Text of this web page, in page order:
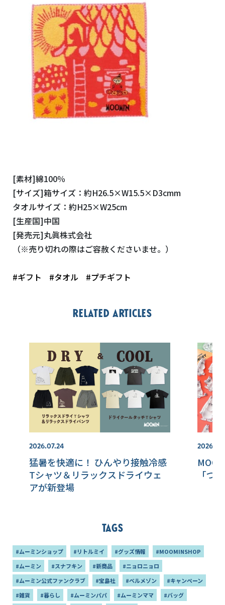
[素材]綿100％
[サイズ]箱サイズ：約H26.5×W15.5×D3cmm
タオルサイズ：約H25×W25cm
[生産国]中国
[発売元]丸眞株式会社
（※売り切れの際はご容赦くださいませ。）
#ギフト #タオル #プチギフト
Related articles
2026.07.24
猛暑を快適に！ ひんやり接触冷感
Tシャツ＆リラックスドライウェ
アが新登場
「つ
Tags
#ムーミンショップ #リトルミイ #グッズ情報
#MOOMINSHOP
#ムーミン
#スナフキン #新商品
#ニョロニョロ
#ムーミン公式ファンクラブ
#宝島社 #ベルメゾン
#キャンペーン
#雑貨
#暮らし #ムーミンパパ #ムーミンママ
#バッグ